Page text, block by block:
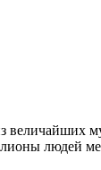
людей